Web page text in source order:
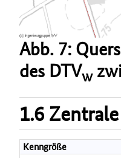
Abb. 7:
des DTVw
1.6
Kenngröße